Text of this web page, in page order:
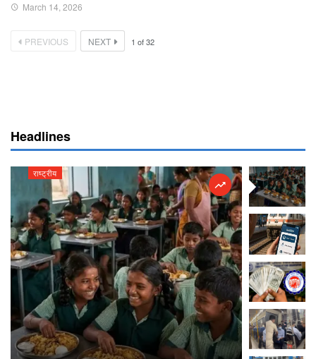
March 14, 2026
PREVIOUS NEXT 1 of32
Headlines
राष्ट्रीय राष्ट्रीय